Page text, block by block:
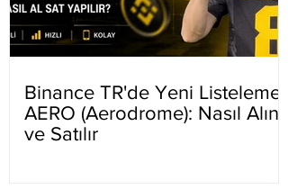
Binance TR'de Yeni Listeleme
AERO (Aerodrome): Nasıl Alınır
ve Satılır